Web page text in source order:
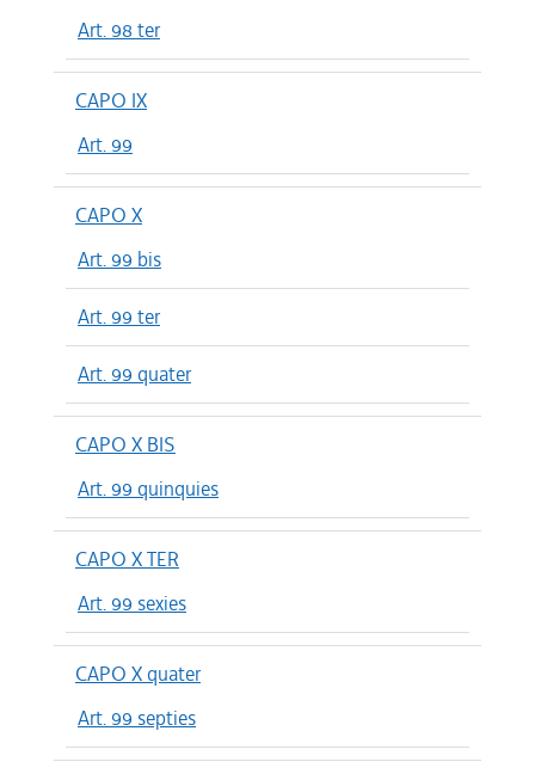
Art. 98 ter
CAPO IX
Art. 99
CAPO X
Art. 99 bis
Art. 99 ter
Art. 99 quater
CAPO X BIS
Art. 99 quinquies
CAPO X TER
Art. 99 sexies
CAPO X quater
Art. 99 septies